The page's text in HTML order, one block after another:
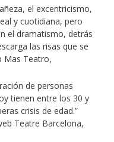
el excentricismo,
y cuotidiana, pero
el dramatismo, detrás
las risas que se
Mas Teatro,
de personas
tienen entre los 30 y
crisis de edad.”
Teatre Barcelona,